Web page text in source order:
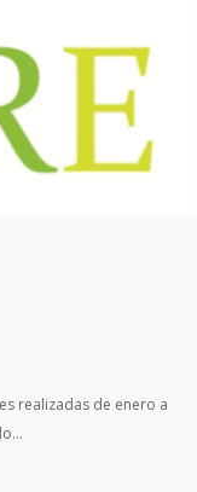
realizadas de enero a